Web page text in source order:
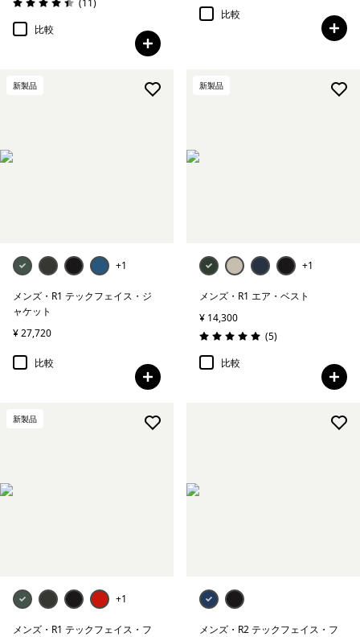
評価: 4.5 / 5 (11 )
比較
比較
新製品
+1
メンズ・R1 テックフェイス・ジ
ャケット
¥ 27,720
比較
新製品
+1
メンズ・R1 エア・ベスト
¥ 14,300
評価: 5.0 / 5
(5レビュー
)
比較
新製品
+1
メンズ・R1 テックフェイス・フ
メンズ・R2 テックフェイス・フ